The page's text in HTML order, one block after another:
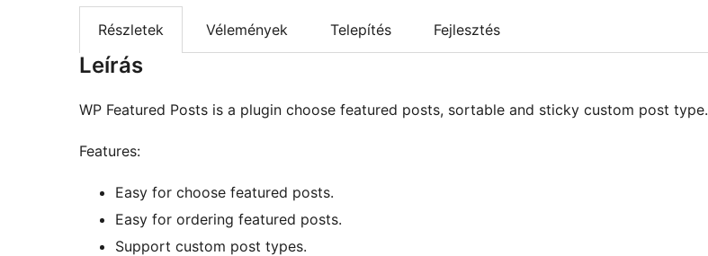
Részletek Vélemények Telepítés Fejlesztés
Leírás
WP Featured Posts is a plugin choose featured posts, sortable and sticky custom post type.
Features:
Easy for choose featured posts.
Easy for ordering featured posts.
Support custom post types.